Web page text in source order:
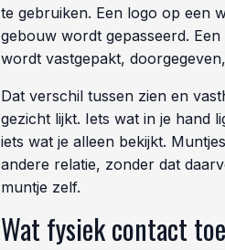
te gebruiken. Een logo op een
gebouw wordt gepasseerd.
wordt vastgepakt,
Dat verschil tussen zien en
gezicht lijkt. Iets wat in je hand
iets wat je alleen bekijkt.
andere relatie, zonder dat
muntje zelf.
Wat fysiek contact